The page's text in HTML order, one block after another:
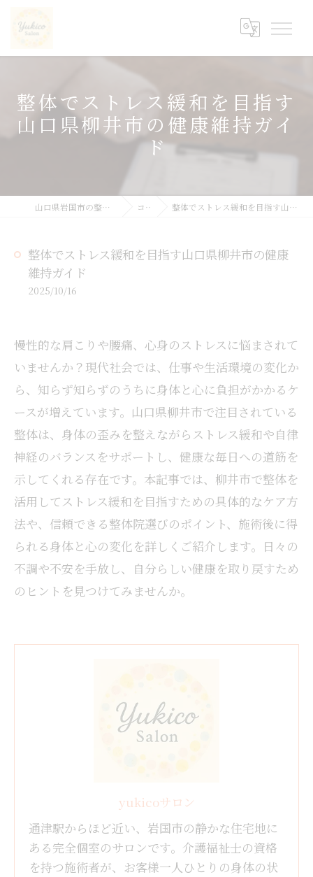
整体でストレス緩和を目指す
山口県柳井市の健康維持ガイ
ド
山口県岩国市の整体ならyukicoサロン コラム 整体でストレス緩和を目指す山口県柳井市の健康維持ガイド
整体でストレス緩和を目指す山口県柳井市の健康
維持ガイド
2025/10/16
慢性的な肩こりや腰痛、心身のストレスに悩まされて
いませんか？現代社会では、仕事や生活環境の変化か
ら、知らず知らずのうちに身体と心に負担がかかるケ
ースが増えています。山口県柳井市で注目されている
整体は、身体の歪みを整えながらストレス緩和や自律
神経のバランスをサポートし、健康な毎日への道筋を
示してくれる存在です。本記事では、柳井市で整体を
活用してストレス緩和を目指すための具体的なケア方
法や、信頼できる整体院選びのポイント、施術後に得
られる身体と心の変化を詳しくご紹介します。日々の
不調や不安を手放し、自分らしい健康を取り戻すため
のヒントを見つけてみませんか。
yukicoサロン
通津駅からほど近い、岩国市の静かな住宅地に
ある完全個室のサロンです。介護福祉士の資格
を持つ施術者が、お客様一人ひとりの身体の状